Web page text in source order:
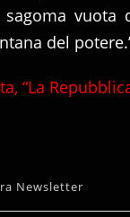
vuota
del
“La
Newsletter